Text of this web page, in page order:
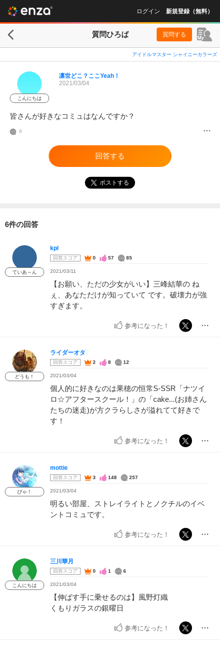
ログイン 新規登録（無料）
質問ひろば 質問する
アイドルマスター シャイニーカラーズ
こんにちは
凛世どこ？ここYeah！
2021/03/04
皆さんが好きなコミュはなんですか？
6
回答する
ポストする
6件の回答
ていあ～ん
kpl
回答スコア 0 57 85
2021/03/11
【お願い、ただの少女がいい】三峰結華の ね
ぇ、あなただけが知っていて です。破壊力が強
すぎます。
参考になった！
どうも！
ライダーオタ
回答スコア 2 8 12
2021/03/04
個人的に好きなのは果穂の恒常S-SSR「ナツイ
ロ☆アフタースクール！」の「cake...(お姉さん
たちの迷走)が方クラらしさが溢れてて好きで
す！
参考になった！
ぴゃ！
mottie
回答スコア 3 148 257
2021/03/04
明るい部屋、ストレイライトとノクチルのイベ
ントコミュです。
参考になった！
こんにちは
三川華月
回答スコア 0 1 6
2021/03/04
【伸ばす手に乗せるのは】風野灯織
くもりガラスの銀曜日
参考になった！